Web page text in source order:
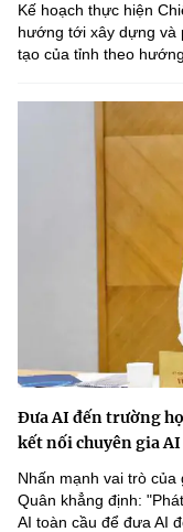
Kế hoạch thực hiện
hướng tới xây dựng và
tạo của tỉnh theo
Đưa AI đến trường
kết nối chuyên gia
Nhấn mạnh vai trò
Quân khẳng định:
AI toàn cầu để đưa AI